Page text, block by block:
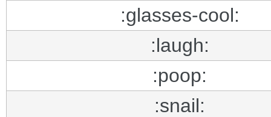
:glasses-cool:
:laugh:
:poop:
:snail: